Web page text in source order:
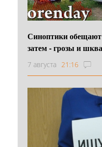
Синоптики
затем - грозы и
7 августа 21:16